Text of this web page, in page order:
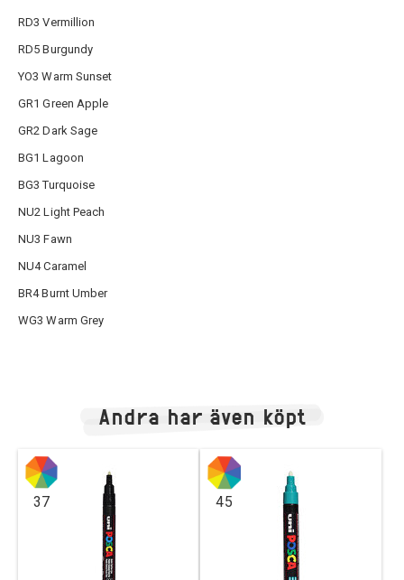
RD3 Vermillion
RD5 Burgundy
YO3 Warm Sunset
GR1 Green Apple
GR2 Dark Sage
BG1 Lagoon
BG3 Turquoise
NU2 Light Peach
NU3 Fawn
NU4 Caramel
BR4 Burnt Umber
WG3 Warm Grey
Andra har även köpt
37 45